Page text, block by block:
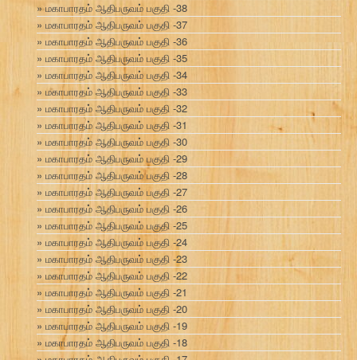
மகாபாரதம் ஆதிபருவம் பகுதி -38
மகாபாரதம் ஆதிபருவம் பகுதி -37
மகாபாரதம் ஆதிபருவம் பகுதி -36
மகாபாரதம் ஆதிபருவம் பகுதி -35
மகாபாரதம் ஆதிபருவம் பகுதி -34
மகாபாரதம் ஆதிபருவம் பகுதி -33
மகாபாரதம் ஆதிபருவம் பகுதி -32
மகாபாரதம் ஆதிபருவம் பகுதி -31
மகாபாரதம் ஆதிபருவம் பகுதி -30
மகாபாரதம் ஆதிபருவம் பகுதி -29
மகாபாரதம் ஆதிபருவம் பகுதி -28
மகாபாரதம் ஆதிபருவம் பகுதி -27
மகாபாரதம் ஆதிபருவம் பகுதி -26
மகாபாரதம் ஆதிபருவம் பகுதி -25
மகாபாரதம் ஆதிபருவம் பகுதி -24
மகாபாரதம் ஆதிபருவம் பகுதி -23
மகாபாரதம் ஆதிபருவம் பகுதி -22
மகாபாரதம் ஆதிபருவம் பகுதி -21
மகாபாரதம் ஆதிபருவம் பகுதி -20
மகாபாரதம் ஆதிபருவம் பகுதி -19
மகாபாரதம் ஆதிபருவம் பகுதி -18